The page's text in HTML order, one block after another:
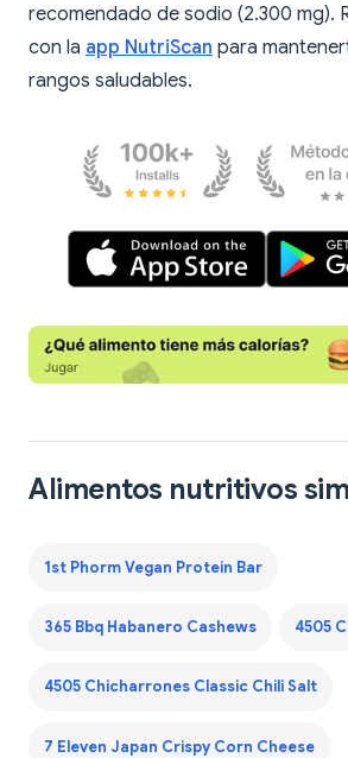
recomendado de sodio (2.300 mg).
con la app NutriScan para
rangos saludables.
Alimentos nutritivos
1st Phorm Vegan Protein Bar
365 Bbq Habanero Cashews 4505
4505 Chicharrones Classic Chili Salt
7 Eleven Japan Crispy Corn Cheese